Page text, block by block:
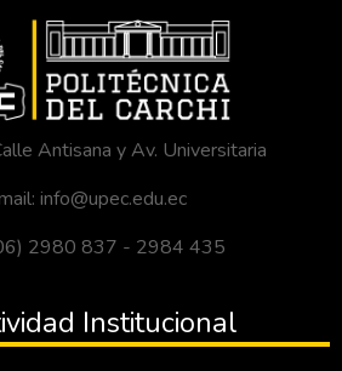
Antisana y Av. Universitaria
info@upec.edu.ec
2980 837 - 2984 435
Institucional